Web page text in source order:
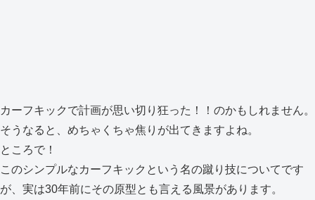
カーフキックで計画が思い切り狂った！！のかもしれません。
そうなると、めちゃくちゃ焦りが出てきますよね。
ところで！
このシンプルなカーフキックという名の蹴り技についてです
が、実は30年前にその原型とも言える風景があります。